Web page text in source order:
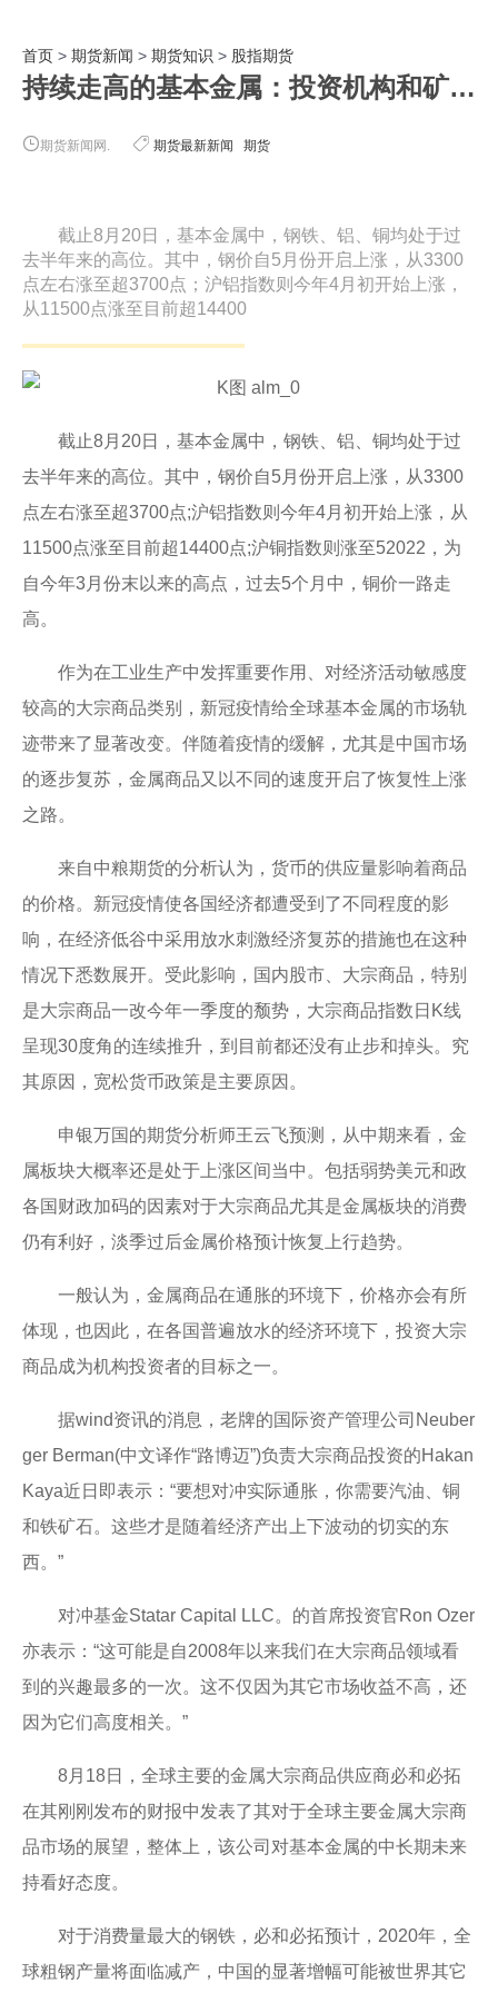
首页 > 期货新闻 > 期货知识 > 股指期货
持续走高的基本金属：投资机构和矿业巨头为何一致看好？
期货新闻网. 期货最新新闻 期货
截止8月20日，基本金属中，钢铁、铝、铜均处于过
去半年来的高位。其中，钢价自5月份开启上涨，从3300
点左右涨至超3700点；沪铝指数则今年4月初开始上涨，
从11500点涨至目前超14400
截止8月20日，基本金属中，钢铁、铝、铜均处于过
去半年来的高位。其中，钢价自5月份开启上涨，从3300
点左右涨至超3700点;沪铝指数则今年4月初开始上涨，从
11500点涨至目前超14400点;沪铜指数则涨至52022，为
自今年3月份末以来的高点，过去5个月中，铜价一路走
高。
作为在工业生产中发挥重要作用、对经济活动敏感度
较高的大宗商品类别，新冠疫情给全球基本金属的市场轨
迹带来了显著改变。伴随着疫情的缓解，尤其是中国市场
的逐步复苏，金属商品又以不同的速度开启了恢复性上涨
之路。
来自中粮期货的分析认为，货币的供应量影响着商品
的价格。新冠疫情使各国经济都遭受到了不同程度的影
响，在经济低谷中采用放水刺激经济复苏的措施也在这种
情况下悉数展开。受此影响，国内股市、大宗商品，特别
是大宗商品一改今年一季度的颓势，大宗商品指数日K线
呈现30度角的连续推升，到目前都还没有止步和掉头。究
其原因，宽松货币政策是主要原因。
申银万国的期货分析师王云飞预测，从中期来看，金
属板块大概率还是处于上涨区间当中。包括弱势美元和政
各国财政加码的因素对于大宗商品尤其是金属板块的消费
仍有利好，淡季过后金属价格预计恢复上行趋势。
一般认为，金属商品在通胀的环境下，价格亦会有所
体现，也因此，在各国普遍放水的经济环境下，投资大宗
商品成为机构投资者的目标之一。
据wind资讯的消息，老牌的国际资产管理公司Neuber
ger Berman(中文译作“路博迈”)负责大宗商品投资的Hakan
Kaya近日即表示：“要想对冲实际通胀，你需要汽油、铜
和铁矿石。这些才是随着经济产出上下波动的切实的东
西。”
对冲基金Statar Capital LLC。的首席投资官Ron Ozer
亦表示：“这可能是自2008年以来我们在大宗商品领域看
到的兴趣最多的一次。这不仅因为其它市场收益不高，还
因为它们高度相关。”
8月18日，全球主要的金属大宗商品供应商必和必拓
在其刚刚发布的财报中发表了其对于全球主要金属大宗商
品市场的展望，整体上，该公司对基本金属的中长期未来
持看好态度。
对于消费量最大的钢铁，必和必拓预计，2020年，全
球粗钢产量将面临减产，中国的显著增幅可能被世界其它